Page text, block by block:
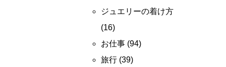
ジュエリーの着け方
(16)
お仕事 (94)
旅行 (39)